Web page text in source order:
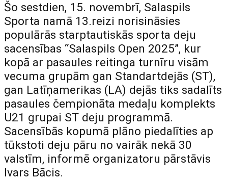
Šo sestdien, 15. novembrī, Salaspils
Sporta namā 13.reizi norisināsies
populārās starptautiskās sporta deju
sacensības “Salaspils Open 2025”, kur
kopā ar pasaules reitinga turnīru visām
vecuma grupām gan Standartdejās (ST),
gan Latīņamerikas (LA) dejās tiks sadalīts
pasaules čempionāta medaļu komplekts
U21 grupai ST deju programmā.
Sacensībās kopumā plāno piedalīties ap
tūkstoti deju pāru no vairāk nekā 30
valstīm, informē organizatoru pārstāvis
Ivars Bācis.